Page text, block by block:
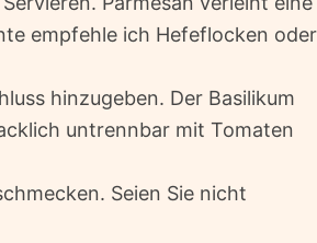
empfehle ich Hefeflocken oder
hinzugeben. Der Basilikum
untrennbar mit Tomaten
Seien Sie nicht